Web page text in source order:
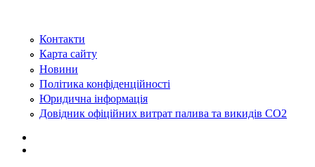
Контакти
Карта сайту
Новини
Політика конфіденційності
Юридична інформація
Довідник офіційних витрат палива та викидів СО2